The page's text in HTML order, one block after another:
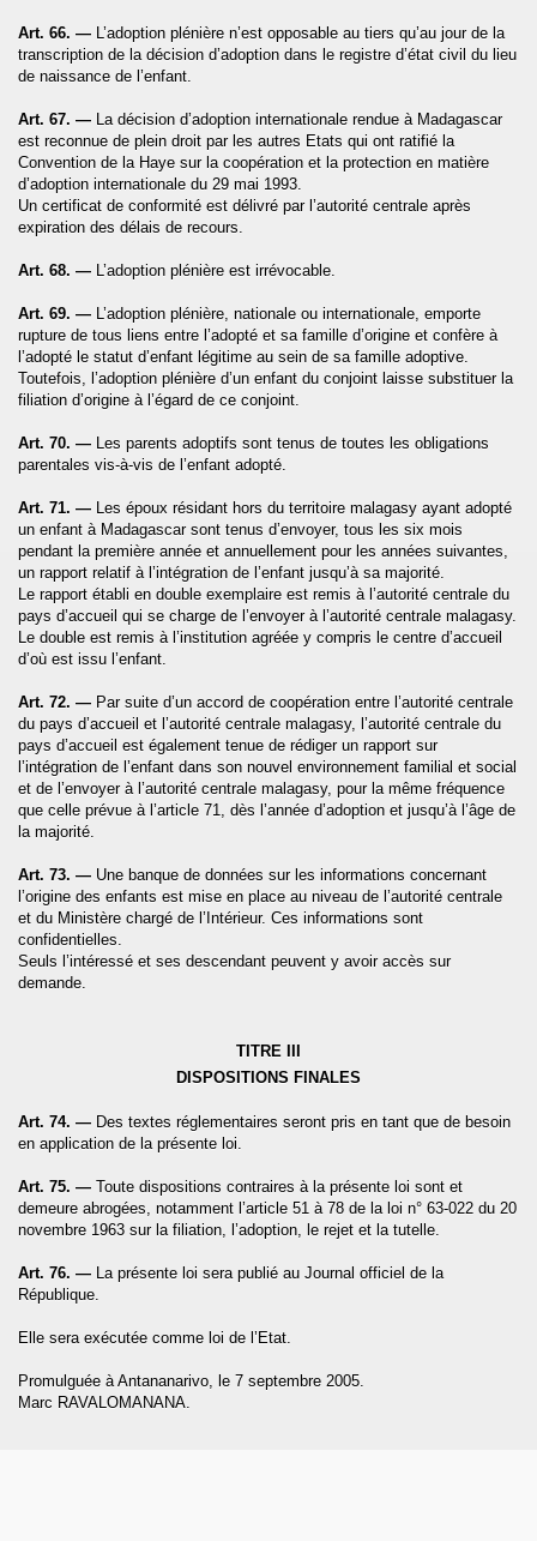
Art. 66. — L’adoption plénière n’est opposable au tiers qu’au jour de la
transcription de la décision d’adoption dans le registre d’état civil du lieu
de naissance de l’enfant.
Art. 67. — La décision d’adoption internationale rendue à Madagascar
est reconnue de plein droit par les autres Etats qui ont ratifié la
Convention de la Haye sur la coopération et la protection en matière
d’adoption internationale du 29 mai 1993.
Un certificat de conformité est délivré par l’autorité centrale après
expiration des délais de recours.
Art. 68. — L’adoption plénière est irrévocable.
Art. 69. — L’adoption plénière, nationale ou internationale, emporte
rupture de tous liens entre l’adopté et sa famille d’origine et confère à
l’adopté le statut d’enfant légitime au sein de sa famille adoptive.
Toutefois, l’adoption plénière d’un enfant du conjoint laisse substituer la
filiation d’origine à l’égard de ce conjoint.
Art. 70. — Les parents adoptifs sont tenus de toutes les obligations
parentales vis-à-vis de l’enfant adopté.
Art. 71. — Les époux résidant hors du territoire malagasy ayant adopté
un enfant à Madagascar sont tenus d’envoyer, tous les six mois
pendant la première année et annuellement pour les années suivantes,
un rapport relatif à l’intégration de l’enfant jusqu’à sa majorité.
Le rapport établi en double exemplaire est remis à l’autorité centrale du
pays d’accueil qui se charge de l’envoyer à l’autorité centrale malagasy.
Le double est remis à l’institution agréée y compris le centre d’accueil
d’où est issu l’enfant.
Art. 72. — Par suite d’un accord de coopération entre l’autorité centrale
du pays d’accueil et l’autorité centrale malagasy, l’autorité centrale du
pays d’accueil est également tenue de rédiger un rapport sur
l’intégration de l’enfant dans son nouvel environnement familial et social
et de l’envoyer à l’autorité centrale malagasy, pour la même fréquence
que celle prévue à l’article 71, dès l’année d’adoption et jusqu’à l’âge de
la majorité.
Art. 73. — Une banque de données sur les informations concernant
l’origine des enfants est mise en place au niveau de l’autorité centrale
et du Ministère chargé de l’Intérieur. Ces informations sont
confidentielles.
Seuls l’intéressé et ses descendant peuvent y avoir accès sur
demande.
TITRE III
DISPOSITIONS FINALES
Art. 74. — Des textes réglementaires seront pris en tant que de besoin
en application de la présente loi.
Art. 75. — Toute dispositions contraires à la présente loi sont et
demeure abrogées, notamment l’article 51 à 78 de la loi n° 63-022 du 20
novembre 1963 sur la filiation, l’adoption, le rejet et la tutelle.
Art. 76. — La présente loi sera publié au Journal officiel de la
République.
Elle sera exécutée comme loi de l’Etat.
Promulguée à Antananarivo, le 7 septembre 2005.
Marc RAVALOMANANA.